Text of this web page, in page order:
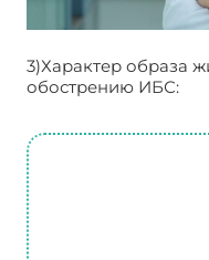
3)Характер образа
обострению ИБС: